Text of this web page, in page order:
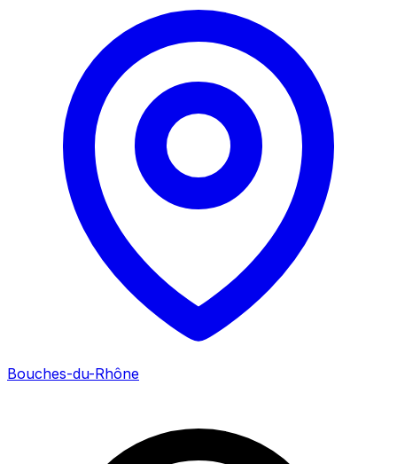
Bouches-du-Rhône